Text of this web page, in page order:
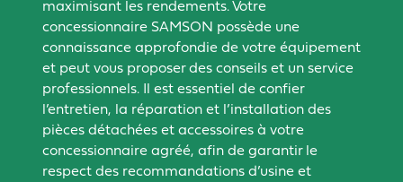
maximisant les rendements. Votre
concessionnaire SAMSON possède une
connaissance approfondie de votre équipement
et peut vous proposer des conseils et un service
professionnels. Il est essentiel de confier
l’entretien, la réparation et l’installation des
pièces détachées et accessoires à votre
concessionnaire agréé, afin de garantir le
respect des recommandations d’usine et